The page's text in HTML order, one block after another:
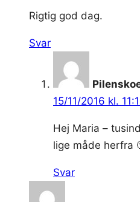
Rigtig god dag.
Svar
15/11/2016 kl.
Hej Maria –
lige måde herfra
Svar